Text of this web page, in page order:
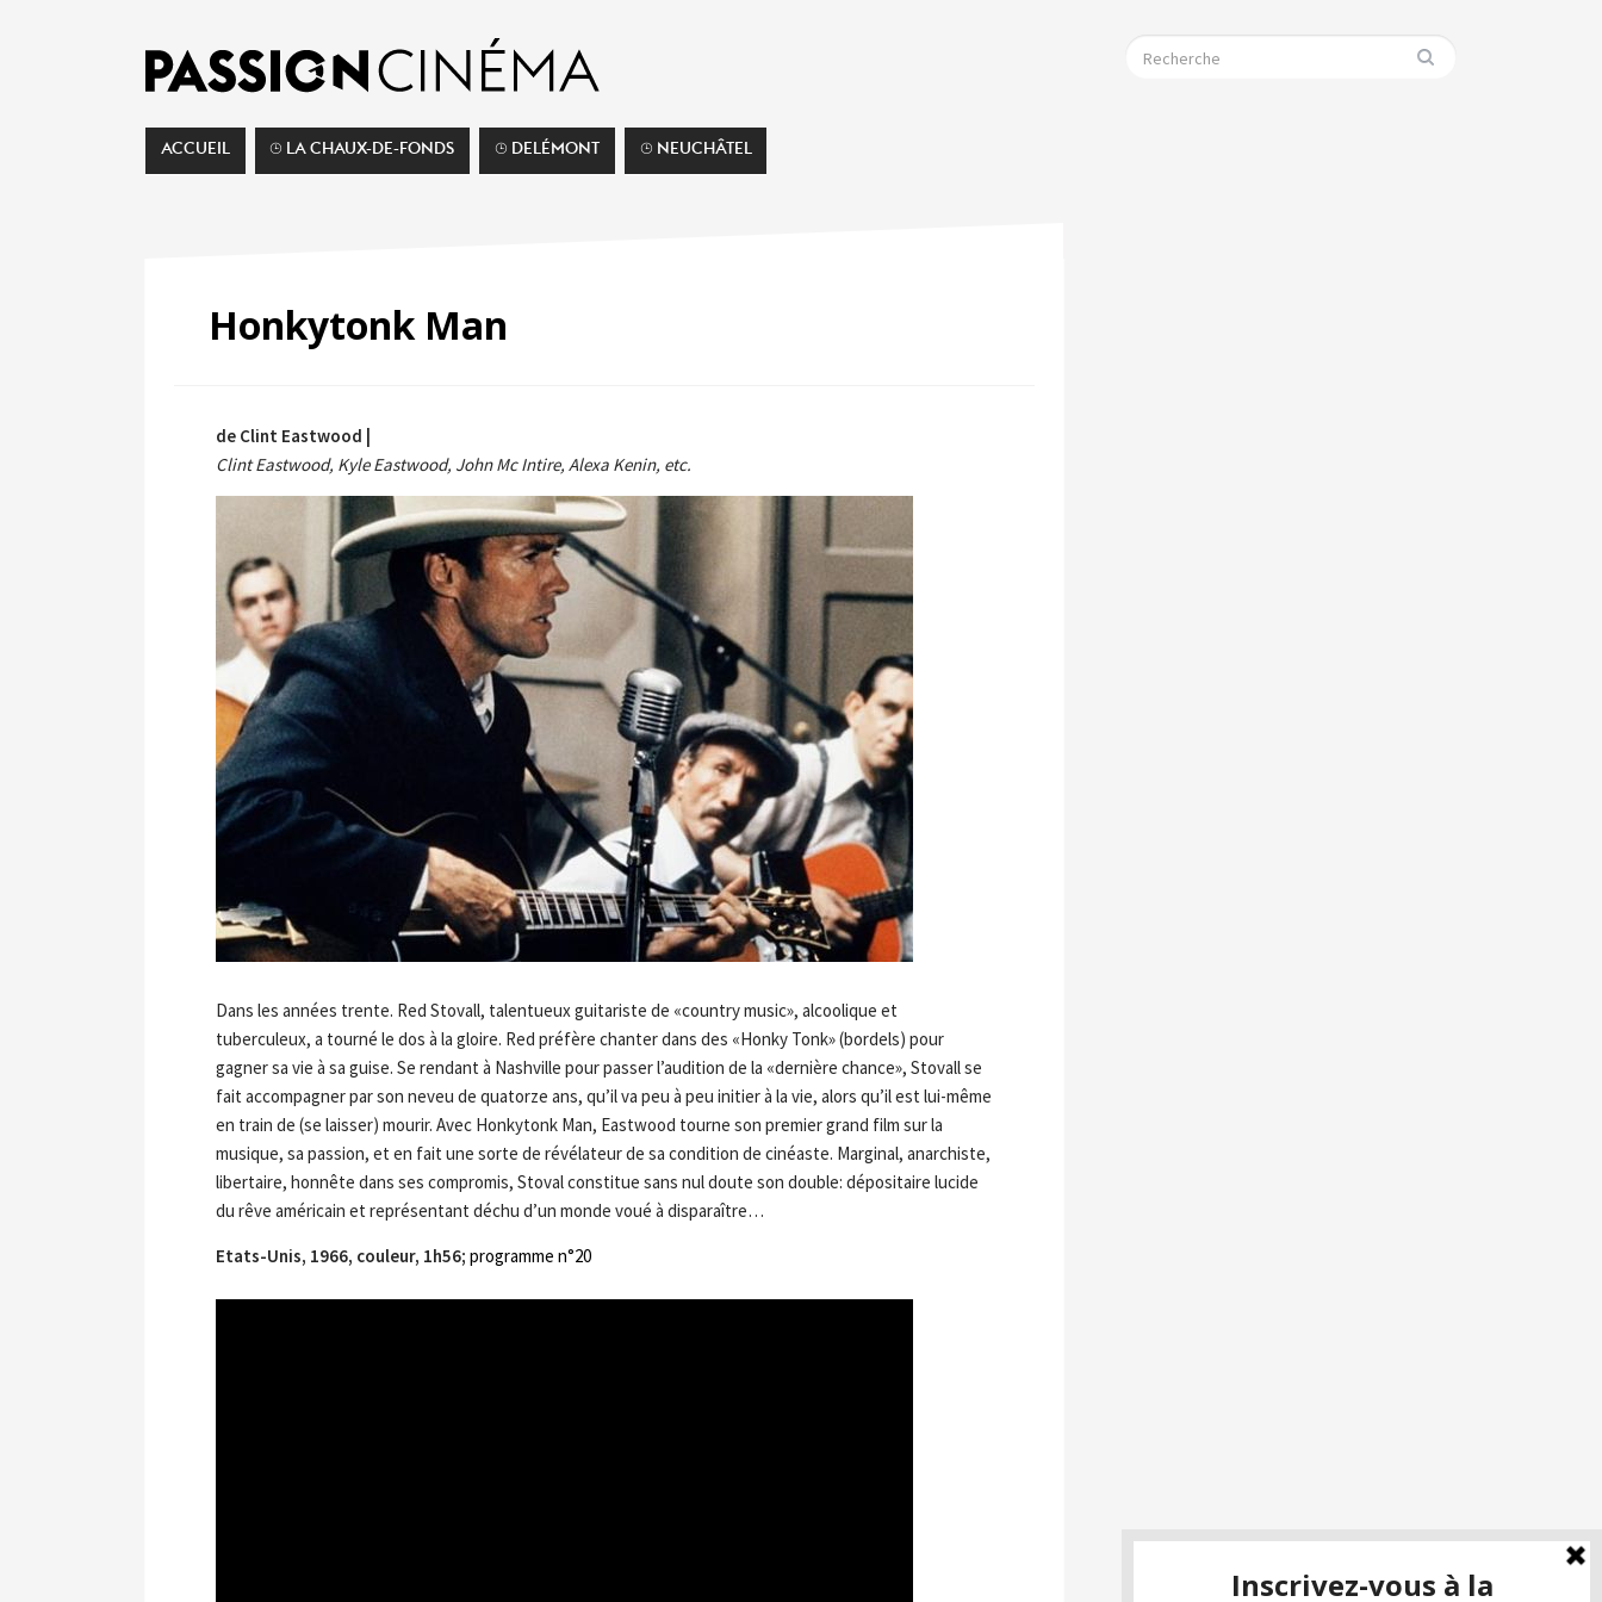
ACCUEIL ⌚︎ LA CHAUX-DE-FONDS ⌚︎ DELÉMONT ⌚︎ NEUCHÂTEL
Honkytonk Man
de Clint Eastwood |
Clint Eastwood, Kyle Eastwood, John Mc Intire, Alexa Kenin, etc.
Dans les années trente. Red Stovall, talentueux guitariste de «country music», alcoolique et
tuberculeux, a tourné le dos à la gloire. Red préfère chanter dans des «Honky Tonk» (bordels) pour
gagner sa vie à sa guise. Se rendant à Nashville pour passer l’audition de la «dernière chance», Stovall se
fait accompagner par son neveu de quatorze ans, qu’il va peu à peu initier à la vie, alors qu’il est lui-même
en train de (se laisser) mourir. Avec Honkytonk Man, Eastwood tourne son premier grand film sur la
musique, sa passion, et en fait une sorte de révélateur de sa condition de cinéaste. Marginal, anarchiste,
libertaire, honnête dans ses compromis, Stoval constitue sans nul doute son double: dépositaire lucide
du rêve américain et représentant déchu d’un monde voué à disparaître…
Etats-Unis, 1966, couleur, 1h56; programme n°20